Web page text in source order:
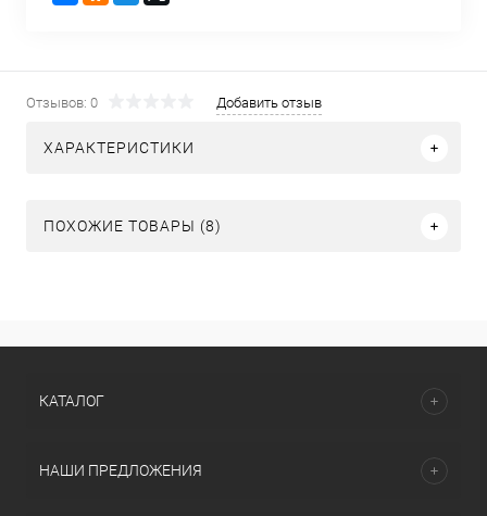
Отзывов: 0 Добавить отзыв
ХАРАКТЕРИСТИКИ
ПОХОЖИЕ ТОВАРЫ (8)
КАТАЛОГ
НАШИ ПРЕДЛОЖЕНИЯ